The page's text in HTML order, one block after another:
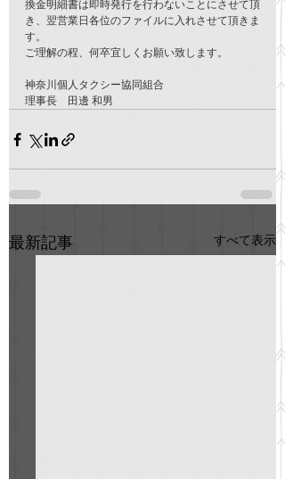
換金明細書は即時発行を行わないことにさせて頂
き、翌営業日各位のファイルに入れさせて頂きま
す。
ご理解の程、何卒宜しくお願い致します。
神奈川個人タクシー協同組合
理事長　田邊 和男
最新記事 すべて表示